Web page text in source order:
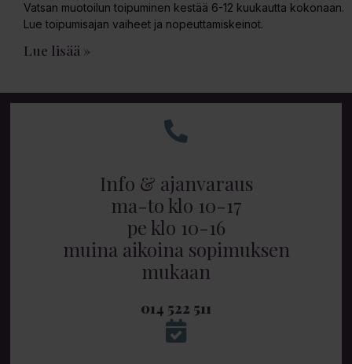
Vatsan muotoilun toipuminen kestää 6-12 kuukautta kokonaan.
Lue toipumisajan vaiheet ja nopeuttamiskeinot.
Lue lisää »
Info & ajanvaraus
ma-to klo 10-17
pe klo 10-16
muina aikoina sopimuksen
mukaan
014 522 511